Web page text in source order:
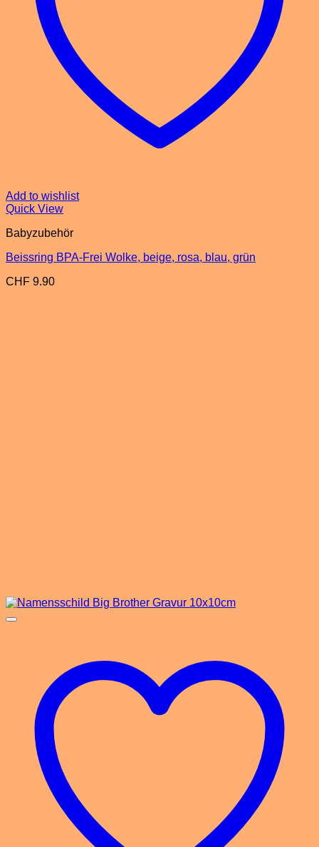
Add to wishlist
Quick View
Babyzubehör
Beissring BPA-Frei Wolke, beige, rosa, blau, grün
CHF 9.90